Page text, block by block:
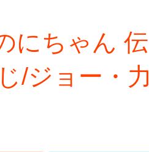
にちゃん 伝
/ジョー・力